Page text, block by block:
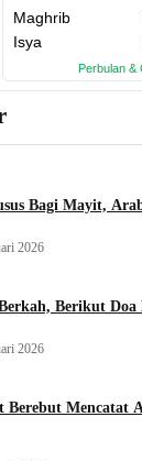
Bagi Mayit,
2026
Berikut Doa
2026
Berebut Mencatat